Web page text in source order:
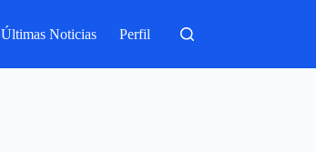
Últimas Noticias Perfil